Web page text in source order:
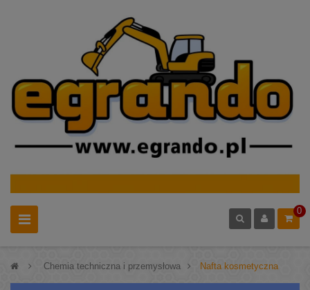
0
> Chemia techniczna i przemysłowa > Nafta kosmetyczna